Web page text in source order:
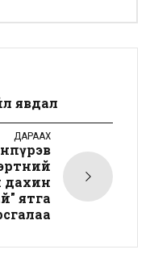
явдал
ДАРААХ
дахин
ятга